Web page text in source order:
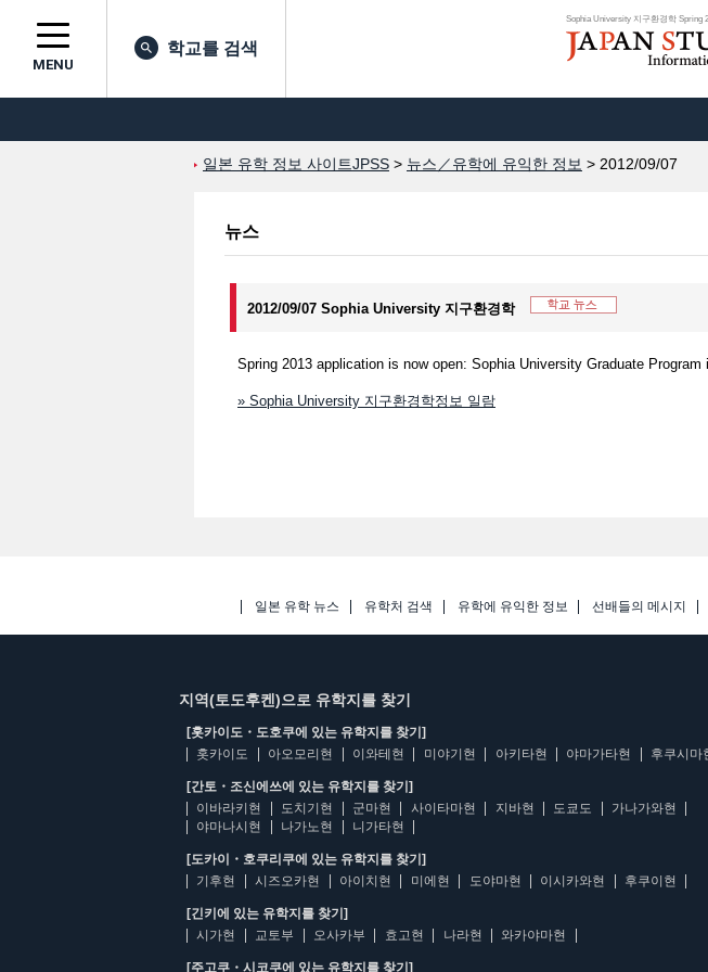
Sophia University 지구환경학 Spring
MENU
학교를 검색
일본 유학 정보 사이트JPSS > 뉴스／유학에 유익한 정보 > 2012/09/07
뉴스
2012/09/07 Sophia University 지구환경학
Spring 2013 application is now open: Sophia University Graduate
» Sophia University 지구환경학정보 일람
일본 유학 뉴스 유학처 검색 유학에 유익한 정보 선배들의 메시지
지역(토도후켄)으로 유학지를 찾기
[홋카이도・도호쿠에 있는 유학지를 찾기]
홋카이도
아오모리현 이와테현 미야기현 아키타현 야마가타현 후쿠시마
[간토・조신에쓰에 있는 유학지를 찾기]
이바라키현
도치기현 군마현 사이타마현 지바현 도쿄도
가나가와현
야마나시현
나가노현 니가타현
[도카이・호쿠리쿠에 있는 유학지를 찾기]
기후현
시즈오카현 아이치현 미에현 도야마현 이시카와현 후쿠이현
[긴키에 있는 유학지를 찾기]
시가현
교토부 오사카부 효고현 나라현 와카야마현
[주고쿠・시코쿠에 있는 유학지를 찾기]